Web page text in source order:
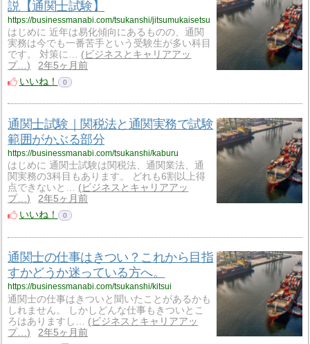
説【通関士試験】
https://businessmanabi.com/tsukanshi/jitsumukaisetsu
はじめに 近年は易化傾向にあるものの、通関
実務は今でも一番苦手という受験生が多い科目
です。 対策に…
ビジネスとキャリアアッ
プ…
2年5ヶ月前
いいね！
0
通関士試験｜関税法と通関実務で試験
範囲がかぶる部分
https://businessmanabi.com/tsukanshi/kaburu
はじめに 通関士試験は関税法、通関業法、通
関実務の3科目もあります。 どれも6割以上得
点できないと…
ビジネスとキャリアアッ
プ…
2年5ヶ月前
いいね！
0
通関士の仕事はきつい？これから目指
すかどうか迷っている方へ。
https://businessmanabi.com/tsukanshi/kitsui
通関士の仕事はきついと聞いたことがあるかも
しれません。 しかしどんな仕事もきついとこ
ろはありますし…
ビジネスとキャリアアッ
プ…
2年5ヶ月前